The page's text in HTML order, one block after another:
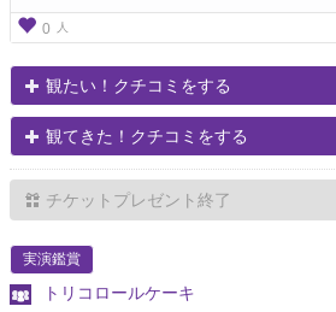
0 人
観たい！クチコミをする
観てきた！クチコミをする
チケットプレゼント終了
実演鑑賞
トリコロールケーキ